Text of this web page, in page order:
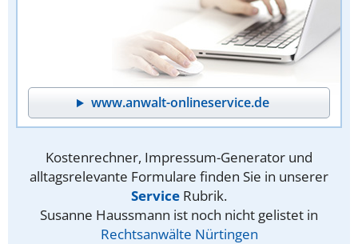
www.anwalt-onlineservice.de
Kostenrechner, Impressum-Generator und
alltagsrelevante Formulare finden Sie in unserer
Service Rubrik.
Susanne Haussmann ist noch nicht gelistet in
Rechtsanwälte Nürtingen